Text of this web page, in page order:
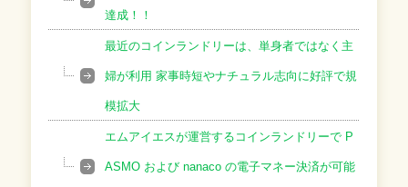
達成！！
最近のコインランドリーは、単身者ではなく主
婦が利用 家事時短やナチュラル志向に好評で規
模拡大
エムアイエスが運営するコインランドリーで P
ASMO および nanaco の電子マネー決済が可能